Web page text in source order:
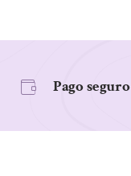
Pago seguro